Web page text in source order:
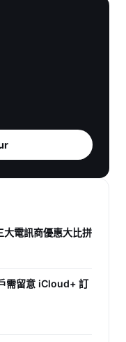
電訊商優惠大比拼
需留意 iCloud+ 訂